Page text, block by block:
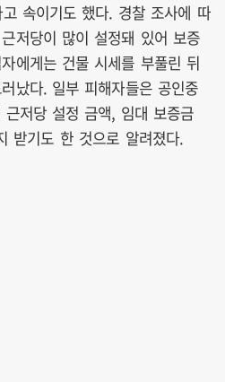
속이기도 했다. 경찰 조사에 따
저당이 많이 설정돼 있어 보증
에게는 건물 시세를 부풀린 뒤
났다. 일부 피해자들은 공인중
저당 설정 금액, 임대 보증금
받기도 한 것으로 알려졌다.